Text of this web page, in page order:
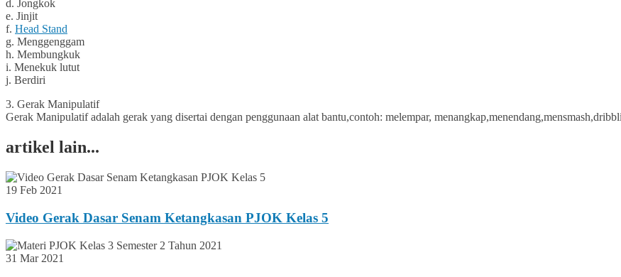
d. Jongkok
e. Jinjit
f. Head Stand
g. Menggenggam
h. Membungkuk
i. Menekuk lutut
j. Berdiri
3. Gerak Manipulatif
Gerak Manipulatif adalah gerak yang disertai dengan penggunaan alat bantu,contoh: melempar,
artikel lain...
19 Feb 2021
Video Gerak Dasar Senam Ketangkasan PJOK Kelas 5
31 Mar 2021